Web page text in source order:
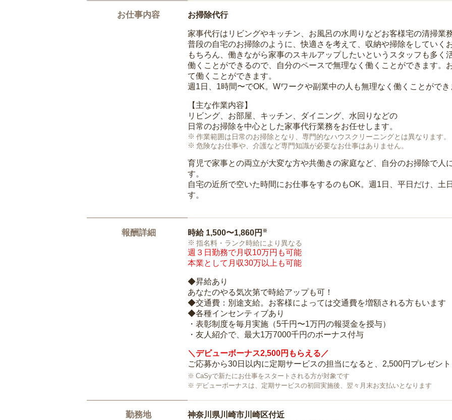
お仕事内容 お掃除代行
家事代行はリビングやキッチン、お風呂の水周りなどお客様宅の清掃業務
普段の自宅のお掃除のように、快適さを考えて、収納や掃除をしていく
もちろん、働きながら家事のスキルアップしたいというスタッフも多く
働くことができるので、自分のペースで無理なく働くことができます。
て働くことができます。
週1日、1時間〜でOK。Wワークや副業中の人も無理なく働くことができ
【主な作業内容】
リビング、お部屋、キッチン、ダイニング、水回りなどの
日常のお掃除を中心とした家事代行業務をお任せします。
作業範囲は日常のお掃除となり、専門的なハウスクリーニングとは異なります。
危険なお仕事や、介護など専門知識が必要なお仕事はありません。
育児で家事との両立が大変な方や共働きの家庭など、自分のお掃除で人
す。
自宅の近所で空いた時間にお仕事をするのもOK。週1日、平日だけ、土
す。
報酬詳細 時給 1,500〜1,860円 ※
指名料・ランク時給により異なる
週３日勤務で月収10万円も可能
本業として月収30万以上も可能
◆昇給あり
あなたのやる気次第で時給アップも可！
◆交通費：別途支給。お客様によっては交通費を増額される方もいます
◆各種インセンティブあり
・表彰制度を毎月実施（5千円〜1万円の報奨金を授与）
・友人紹介で、最大1万7000千円のボーナス付与
＼デビューボーナス2,500円もらえる／
ご応募から30日以内に定期サービスの担当になると、2,500円プレゼント
CaSyで新たにお仕事をスタートされる方が対象です
デビューボーナスは、定期サービスの初回実施後、翌々月末お支払いとなります
勤務地
神奈川県川崎市川崎区付近